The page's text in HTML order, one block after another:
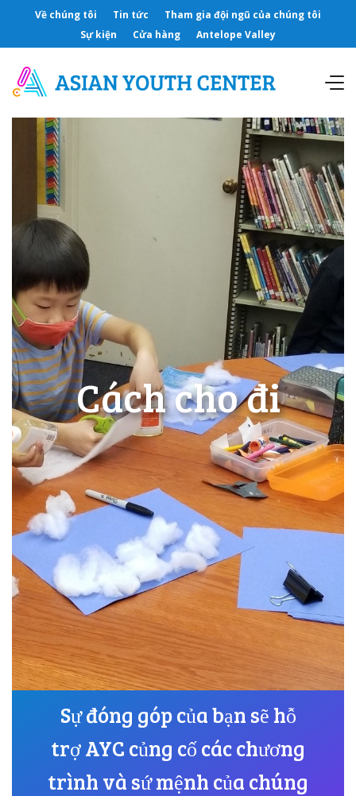
Về chúng tôi Tin tức
Tham gia đội ngũ của chúng tôi
Sự kiện
Cửa hàng Antelope Valley
Cách cho đi
Sự đóng góp của bạn sẽ hỗ
trợ AYC củng cố các chương
trình và sứ mệnh của chúng